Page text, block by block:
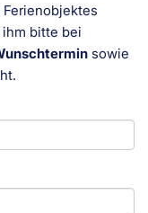
bitte bei
sowie